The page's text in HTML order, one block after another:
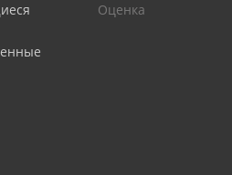
Оценка